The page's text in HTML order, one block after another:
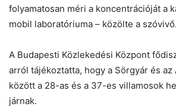
folyamatosan méri a koncentrációját a
mobil laboratóriuma – közölte a szóvivő.
A Budapesti Közlekedési Központ
arról tájékoztatta, hogy a Sörgyár és az
között a 28-as és a 37-es villamosok
járnak.